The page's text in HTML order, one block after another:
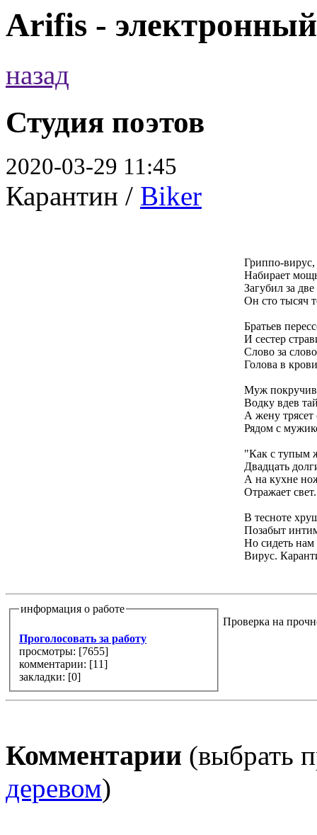
Arifis -
назад
Студия поэтов
2020-03-29 11:45
Карантин / Biker
Гриппо-
Набирает
Загубил за
Он сто тысяч
Братьев
И сестер
Слово за
Голова в
Муж
Водку вдев
А жену трясет
Рядом с
"Как с тупым
Двадцать
А на кухне
Отражает свет.
В тесноте
Позабыт
Но сидеть
Вирус.
информация о работе
Проголосовать за работу
просмотры: [7655]
комментарии: [11]
закладки: [0]
Проверка на
Комментарии (выбрать
деревом)